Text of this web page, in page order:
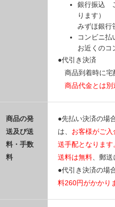
銀行振込
ります）
みずほ銀
コンビニ払
お近くのコ
●代引き決済
商品到着時に宅
商品代金とは別
商品の発
送及び送
料・手数
料
●先払い決済の場
は、 お客様がご
送手配となります
送料は無料 、郵
●代引き決済の場
料260円がかかり